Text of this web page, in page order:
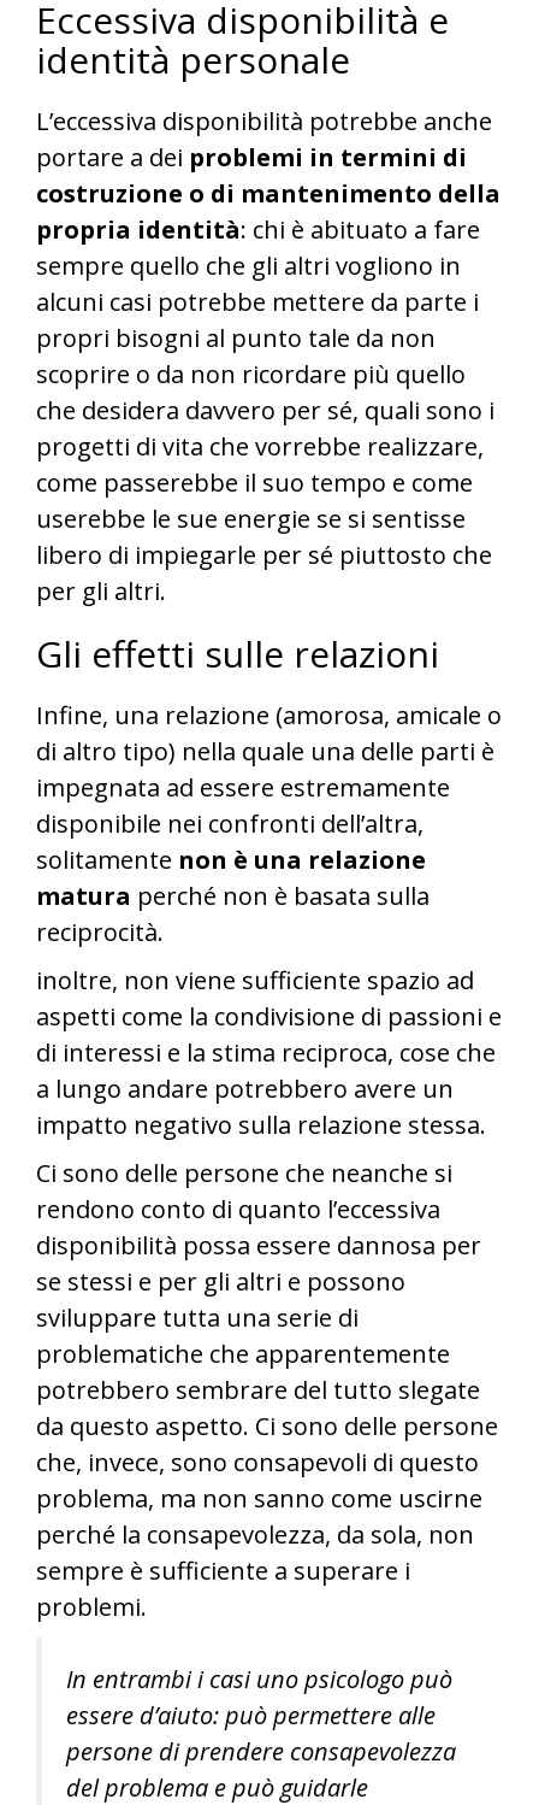
Eccessiva disponibilità e
identità personale
L’eccessiva disponibilità potrebbe anche
portare a dei problemi in termini di
costruzione o di mantenimento della
propria identità: chi è abituato a fare
sempre quello che gli altri vogliono in
alcuni casi potrebbe mettere da parte i
propri bisogni al punto tale da non
scoprire o da non ricordare più quello
che desidera davvero per sé, quali sono i
progetti di vita che vorrebbe realizzare,
come passerebbe il suo tempo e come
userebbe le sue energie se si sentisse
libero di impiegarle per sé piuttosto che
per gli altri.
Gli effetti sulle relazioni
Infine, una relazione (amorosa, amicale o
di altro tipo) nella quale una delle parti è
impegnata ad essere estremamente
disponibile nei confronti dell’altra,
solitamente non è una relazione
matura perché non è basata sulla
reciprocità.
inoltre, non viene sufficiente spazio ad
aspetti come la condivisione di passioni e
di interessi e la stima reciproca, cose che
a lungo andare potrebbero avere un
impatto negativo sulla relazione stessa.
Ci sono delle persone che neanche si
rendono conto di quanto l’eccessiva
disponibilità possa essere dannosa per
se stessi e per gli altri e possono
sviluppare tutta una serie di
problematiche che apparentemente
potrebbero sembrare del tutto slegate
da questo aspetto. Ci sono delle persone
che, invece, sono consapevoli di questo
problema, ma non sanno come uscirne
perché la consapevolezza, da sola, non
sempre è sufficiente a superare i
problemi.
In entrambi i casi uno psicologo può
essere d’aiuto: può permettere alle
persone di prendere consapevolezza
del problema e può guidarle